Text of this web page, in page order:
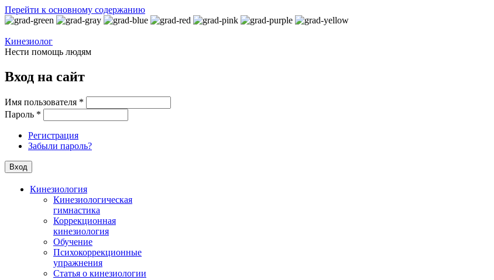
Перейти к основному содержанию
Кинезиолог
Нести помощь людям
Вход на сайт
Имя пользователя *
Пароль *
Регистрация
Забыли пароль?
Кинезиология
Кинезиологическая
гимнастика
Коррекционная
кинезиология
Обучение
Психокоррекционные
упражнения
Статья о кинезиологии